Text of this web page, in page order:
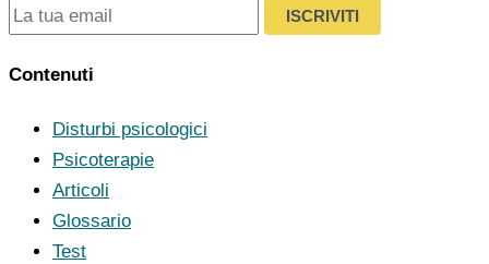
ISCRIVITI
Contenuti
Disturbi psicologici
Psicoterapie
Articoli
Glossario
Test